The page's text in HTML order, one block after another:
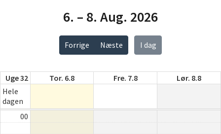
Forrige Næste I dag
6. – 8. Aug. 2026
Uge 32 Tor. 6.8 Fre. 7.8
Lør. 8.8
Hele
dagen
00